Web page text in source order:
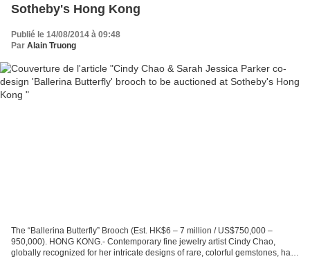
Sotheby's Hong Kong
Publié le 14/08/2014 à 09:48
Par Alain Truong
The “Ballerina Butterfly” Brooch (Est. HK$6 – 7 million / US$750,000 –
950,000). HONG KONG.- Contemporary fine jewelry artist Cindy Chao,
globally recognized for her intricate designs of rare, colorful gemstones, has